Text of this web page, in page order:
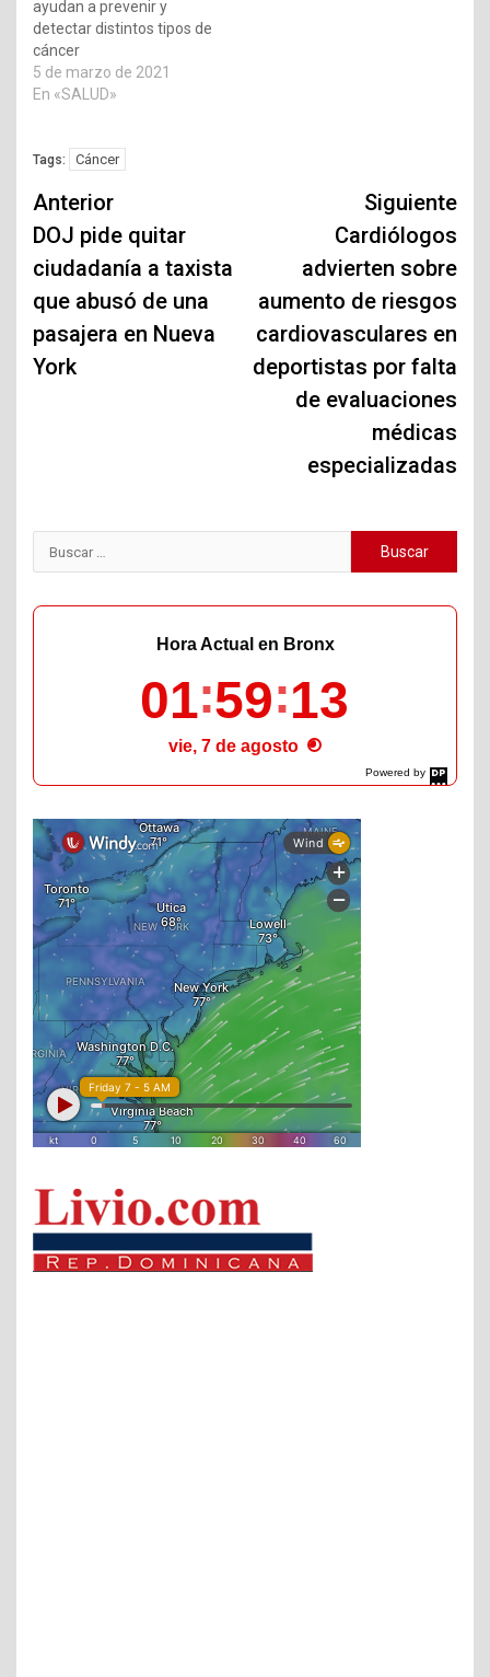
ayudan a prevenir y
detectar distintos tipos de
cáncer
5 de marzo de 2021
En «SALUD»
Tags: Cáncer
Navegación
de
entradas
Anterior
DOJ pide quitar
ciudadanía a taxista
que abusó de una
pasajera en Nueva
York
Siguiente
Cardiólogos
advierten sobre
aumento de riesgos
cardiovasculares en
deportistas por falta
de evaluaciones
médicas
especializadas
Buscar:
Powered by
DaysPedia.com
Hora Actual en Bronx
01 59 15
vie, 7 de agosto